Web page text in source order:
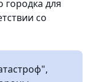
городка для
со